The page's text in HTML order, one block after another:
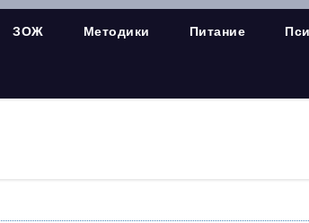
ЗОЖ Методики Питание